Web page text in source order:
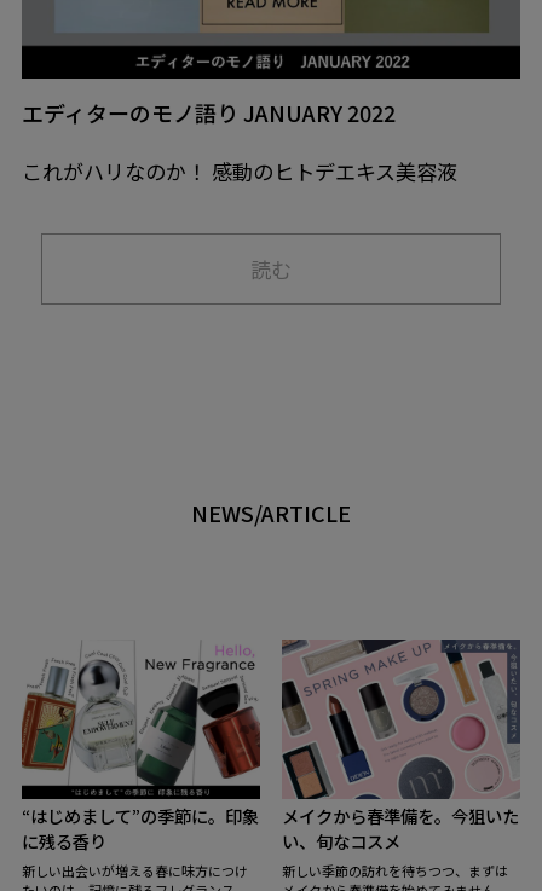
エディターのモノ語り JANUARY 2022
これがハリなのか！ 感動のヒトデエキス美容液
読む
NEWS/ARTICLE
“はじめまして”の季節に。印象
に残る香り
新しい出会いが増える春に味方につけ
メイクから春準備を。今狙いた
い、旬なコスメ
新しい季節の訪れを待ちつつ、まずは